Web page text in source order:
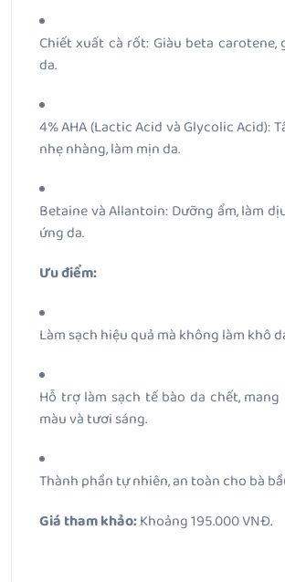
Chiết xuất cà rốt: Giàu beta carotene,
da.
4% AHA (Lactic Acid và Glycolic Acid):
nhẹ nhàng, làm mịn da.
Betaine và Allantoin: Dưỡng ẩm, làm
ứng da.
Ưu điểm:
Làm sạch hiệu quả mà không làm khô
Hỗ trợ làm sạch tế bào da chết,
màu và tươi sáng.
Thành phần tự nhiên, an toàn cho bà
Giá tham khảo:Khoảng 195.000 VNĐ.